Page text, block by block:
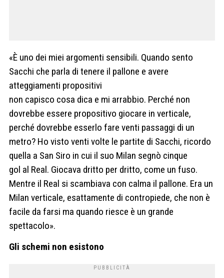
«È uno dei miei argomenti sensibili. Quando sento
Sacchi che parla di tenere il pallone e avere
atteggiamenti propositivi
non capisco cosa dica e mi arrabbio. Perché non
dovrebbe essere propositivo giocare in verticale,
perché dovrebbe esserlo fare venti passaggi di un
metro? Ho visto venti volte le partite di Sacchi, ricordo
quella a San Siro in cui il suo Milan segnò cinque
gol al Real. Giocava dritto per dritto, come un fuso.
Mentre il Real si scambiava con calma il pallone. Era un
Milan verticale, esattamente di contropiede, che non è
facile da farsi ma quando riesce è un grande
spettacolo».
Gli schemi non esistono